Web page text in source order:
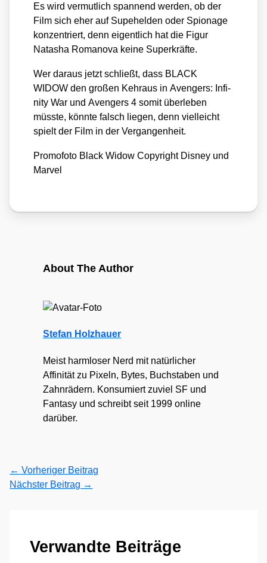
Es wird ver­mut­lich span­nend wer­den, ob der
Film sich eher auf Supe­hel­den oder Spio­na­ge
kon­zen­triert, denn eigent­lich hat die Figur
Nata­sha Roma­no­va kei­ne Super­kräf­te.
Wer dar­aus jetzt schließt, dass BLACK
WIDOW den gro­ßen Kehr­aus inAven­gers: Infi­
ni­ty War undAven­gers 4 somit über­le­ben
müss­te, könn­te falsch lie­gen, denn viel­leicht
spielt der Film in der Ver­gan­gen­heit.
Pro­mo­fo­to Black Widow Copy­right Dis­ney und
Mar­vel
About The Author
Stefan Holzhauer
Meist harmloser Nerd mit natürlicher
Affinität zu Pixeln, Bytes, Buchstaben und
Zahnrädern. Konsumiert zuviel SF und
Fantasy und schreibt seit 1999 online
darüber.
← Vorheriger Beitrag
Nächster Beitrag →
Verwandte Beiträge